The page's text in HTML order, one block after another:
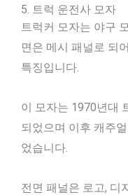
5. 트럭 운전사 모자
트럭커 모자는 야구
면은 메시 패널로 되
특징입니다.
이 모자는 1970년대
되었으며 이후 캐주
었습니다.
전면 패널은 로고, 디